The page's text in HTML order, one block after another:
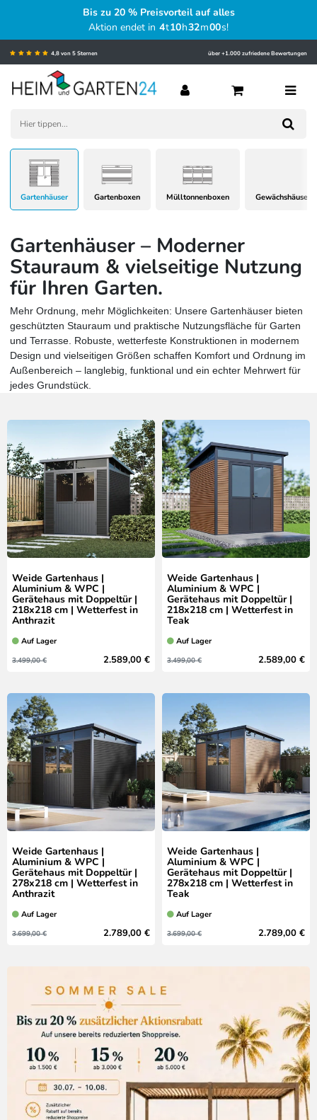
Bis zu 20 % Preisvorteil auf alles
Aktion endet in 4t10h31m59s!
4,8 von 5 Sternen über +1.000 zufriedene Bewertungen
Gartenhäuser Gartenboxen Mülltonnenboxen Gewächshäuser
Gartenhäuser – Moderner
Stauraum & vielseitige Nutzung
für Ihren Garten.
Mehr Ordnung, mehr Möglichkeiten: Unsere Gartenhäuser bieten
geschützten Stauraum und praktische Nutzungsfläche für Garten
und Terrasse. Robuste, wetterfeste Konstruktionen in modernem
Design und vielseitigen Größen schaffen Komfort und Ordnung im
Außenbereich – langlebig, funktional und ein echter Mehrwert für
jedes Grundstück.
Weide Gartenhaus |
Aluminium & WPC |
Gerätehaus mit Doppeltür |
218x218 cm | Wetterfest in
Anthrazit
Auf Lager
3.499,00 € 2.589,00 €
Weide Gartenhaus |
Aluminium & WPC |
Gerätehaus mit Doppeltür |
218x218 cm | Wetterfest in
Teak
Auf Lager
3.499,00 € 2.589,00 €
Weide Gartenhaus |
Aluminium & WPC |
Gerätehaus mit Doppeltür |
278x218 cm | Wetterfest in
Anthrazit
Auf Lager
3.699,00 € 2.789,00 €
Weide Gartenhaus |
Aluminium & WPC |
Gerätehaus mit Doppeltür |
278x218 cm | Wetterfest in
Teak
Auf Lager
3.699,00 € 2.789,00 €